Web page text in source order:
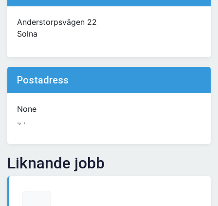
Anderstorpsvägen 22
Solna
Postadress
None
., .
Liknande jobb